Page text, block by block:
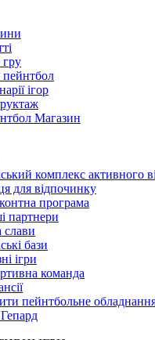
ігор
Магазин
комплекс активного
для відпочинку
програма
партнери
слави
бази
ігри
команда
пейнтбольне